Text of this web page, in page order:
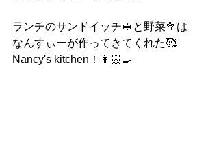
ランチのサンドイッチ🥪と野菜🥦は
なんすぃーが作ってきてくれた🥰
Nancy's kitchen！👩🏻‍🍳